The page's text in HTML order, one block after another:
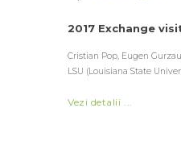
2017 Exchange
Cristian Pop, Eugen
LSU (Louisiana State
Vezi detalii ...